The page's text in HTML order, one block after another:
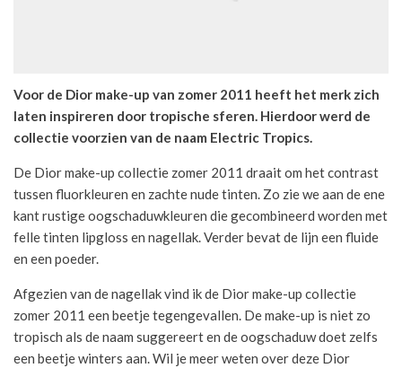
Voor de Dior make-up van zomer 2011 heeft het merk zich
laten inspireren door tropische sferen. Hierdoor werd de
collectie voorzien van de naam Electric Tropics.
De Dior make-up collectie zomer 2011 draait om het contrast
tussen fluorkleuren en zachte nude tinten. Zo zie we aan de ene
kant rustige oogschaduwkleuren die gecombineerd worden met
felle tinten lipgloss en nagellak. Verder bevat de lijn een fluide
en een poeder.
Afgezien van de nagellak vind ik de Dior make-up collectie
zomer 2011 een beetje tegengevallen. De make-up is niet zo
tropisch als de naam suggereert en de oogschaduw doet zelfs
een beetje winters aan. Wil je meer weten over deze Dior